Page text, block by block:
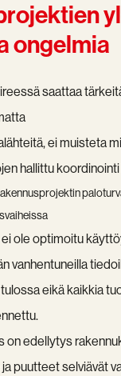
ongelmia
saattaa
ei muisteta
hallittu koordinointi
ole optimoitu
vanhentuneilla
eikä kaikkia
on edellytys
puutteet selviävät